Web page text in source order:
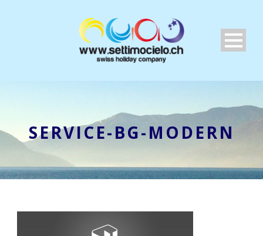
SERVICE-BG-MODERN